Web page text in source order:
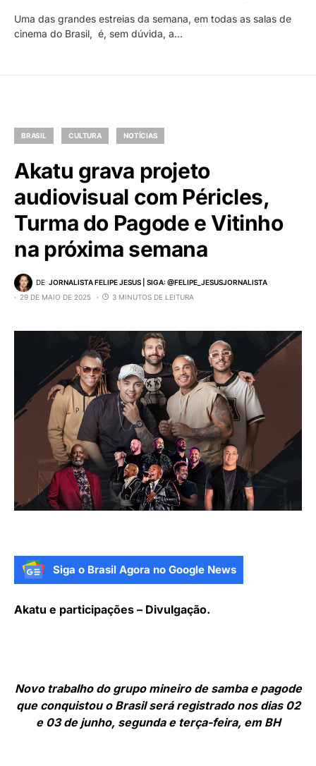
Uma das grandes estreias da semana, em todas as salas de
cinema do Brasil, é, sem dúvida, a…
BRASIL CULTURA NOTÍCIAS
Akatu grava projeto
audiovisual com Péricles,
Turma do Pagode e Vitinho
na próxima semana
DE JORNALISTA FELIPE JESUS | SIGA: @FELIPE_JESUSJORNALISTA
29 DE MAIO DE 2025
3 MINUTOS DE LEITURA
Siga o Brasil Agora no Google News
Akatu e participações – Divulgação.
Novo trabalho do grupo mineiro de samba e pagode
que conquistou o Brasil será registrado nos dias 02
e 03 de junho, segunda e terça-feira, em BH